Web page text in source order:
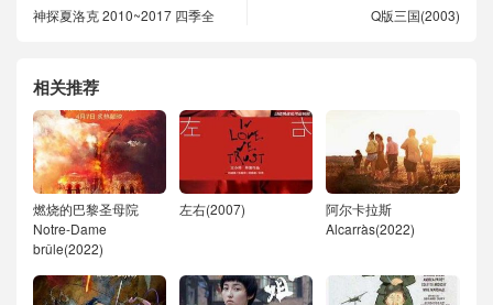
神探夏洛克 2010~2017 四季全
Q版三国(2003)
相关推荐
燃烧的巴黎圣母院
Notre-Dame
brûle(2022)
左右(2007)
阿尔卡拉斯
Alcarràs(2022)